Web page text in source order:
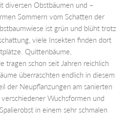
diversen Obstbäumen und –
Sommern vom Schatten der
ist grün und blüht trotz
viele Insekten finden dort
Quittenbäume,
tragen schon seit Jahren reichlich
überraschten endlich in diesem
der Neupflanzungen am sanierten
Wuchsformen und
in einem sehr schmalen